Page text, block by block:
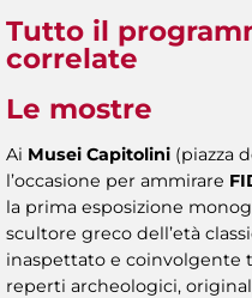
Tutto il
correlate
Le mostre
Ai Musei Capitolini (piazza
l’occasione per ammirare
la prima esposizione
scultore greco dell’età
inaspettato e coinvolgente
reperti archeologici,